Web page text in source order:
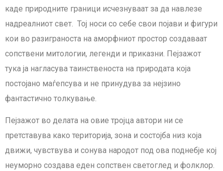
каде природните граници исчезнуваат за да навлезе
надреалниот свет. Тој носи со себе свои појави и фигури
кои во разиграноста на аморфниот простор создаваат
сопствени митологии, легенди и приказни. Пејзажот
тука ја нагласува таинственоста на природата која
постојано маѓепсува и не принудува за нејзино
фантастично толкување.
Пејзажот во делата на овие тројца автори ни се
претставува како територија, зона и состојба низ која
движи, чувствува и сонува народот под ова поднебје кој
неуморно создава еден сопствен светоглед и фолклор.